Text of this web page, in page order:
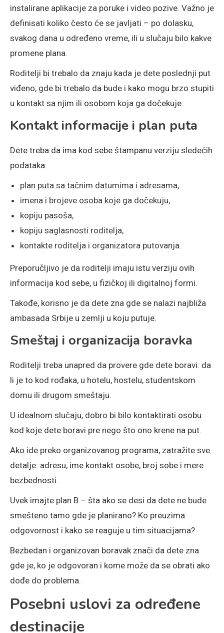
instalirane aplikacije za poruke i video pozive. Važno je
definisati koliko često će se javljati – po dolasku,
svakog dana u određeno vreme, ili u slučaju bilo kakve
promene plana.
Roditelji bi trebalo da znaju kada je dete poslednji put
viđeno, gde bi trebalo da bude i kako mogu brzo stupiti
u kontakt sa njim ili osobom koja ga dočekuje.
Kontakt informacije i plan puta
Dete treba da ima kod sebe štampanu verziju sledećih
podataka:
plan puta sa tačnim datumima i adresama,
imena i brojeve osoba koje ga dočekuju,
kopiju pasoša,
kopiju saglasnosti roditelja,
kontakte roditelja i organizatora putovanja.
Preporučljivo je da roditelji imaju istu verziju ovih
informacija kod sebe, u fizičkoj ili digitalnoj formi.
Takođe, korisno je da dete zna gde se nalazi najbliža
ambasada Srbije u zemlji u koju putuje.
Smeštaj i organizacija boravka
Roditelji treba unapred da provere gde dete boravi: da
li je to kod rođaka, u hotelu, hostelu, studentskom
domu ili drugom smeštaju.
U idealnom slučaju, dobro bi bilo kontaktirati osobu
kod koje dete boravi pre nego što ono krene na put.
Ako ide preko organizovanog programa, zatražite sve
detalje: adresu, ime kontakt osobe, broj sobe i mere
bezbednosti.
Uvek imajte plan B – šta ako se desi da dete ne bude
smešteno tamo gde je planirano? Ko preuzima
odgovornost i kako se reaguje u tim situacijama?
Bezbedan i organizovan boravak znači da dete zna
gde je, ko je odgovoran i kome može da se obrati ako
dođe do problema.
Posebni uslovi za određene
destinacije